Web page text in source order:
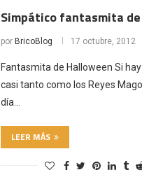
Simpático fantasmita
por BricoBlog 17 octubre, 2012
Fantasmita de Halloween Si
casi tanto como los Reyes
día…
LEER MÁS